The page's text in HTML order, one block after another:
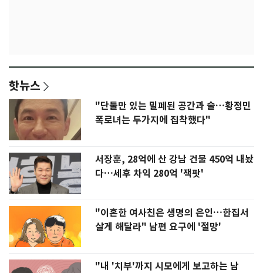
핫뉴스
"단둘만 있는 밀폐된 공간과 술…황정민
폭로녀는 두가지에 집착했다"
서장훈, 28억에 산 강남 건물 450억 내놨
다…세후 차익 280억 '잭팟'
"이혼한 여사친은 생명의 은인…한집서
살게 해달라" 남편 요구에 '절망'
"내 '치부'까지 시모에게 보고하는 남